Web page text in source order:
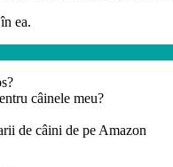
ea.
câinele meu?
de câini de pe Amazon